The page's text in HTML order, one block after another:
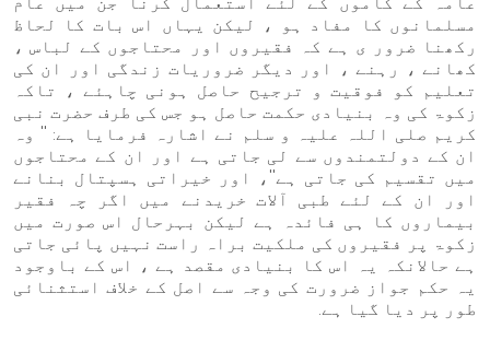
مسلمانوں کا مفاد ہو ، لیکن یہاں اس بات کا لحاظ
رکھنا ضرور ی ہے کہ فقیروں اور محتاجوں کے لباس ،
کھانے ، رہنے ، اور دیگر ضروریات زندگی اور ان کی
تعلیم کو فوقیت و ترجیح حاصل ہونی چاہئے ، تاکہ
زکوۃ کی وہ بنیادی حکمت حاصل ہو جس کی طرف حضرت نبی
کریم صلی اللہ علیہ و سلم نے اشارہ فرمایا ہے: '' وہ
ان کے دولتمندوں سے لی جاتی ہے اور ان کے محتاجوں
میں تقسیم کی جاتی ہے''، اور خیراتی ہسپتال بنانے
اور ان کے لئے طبی آلات خریدنے میں اگر چہ فقیر
بیماروں کا ہی فائدہ ہے لیکن بہرحال اس صورت میں
زکوۃ پر فقیروں کی ملکیت براہ راست نہیں پائی جاتی
ہے حالانکہ یہ اس کا بنیادی مقصد ہے ، اس کے باوجود
یہ حکم جواز ضرورت کی وجہ سے اصل کے خلاف استثنائی
طور پر دیا گیا ہے.